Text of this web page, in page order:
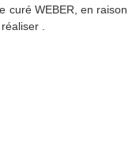
curé WEBER, en raison
.